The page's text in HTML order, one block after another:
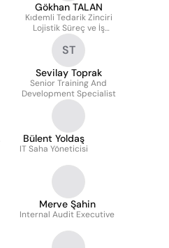
Gökhan TALAN
Kıdemli Tedarik Zinciri
Lojistik Süreç ve İş
Gelistirme Uzmanı
ST
Sevilay Toprak
Senior Training And
Development Specialist
Bülent Yoldaş
IT Saha Yöneticisi
Merve Şahin
Internal Audit Executive